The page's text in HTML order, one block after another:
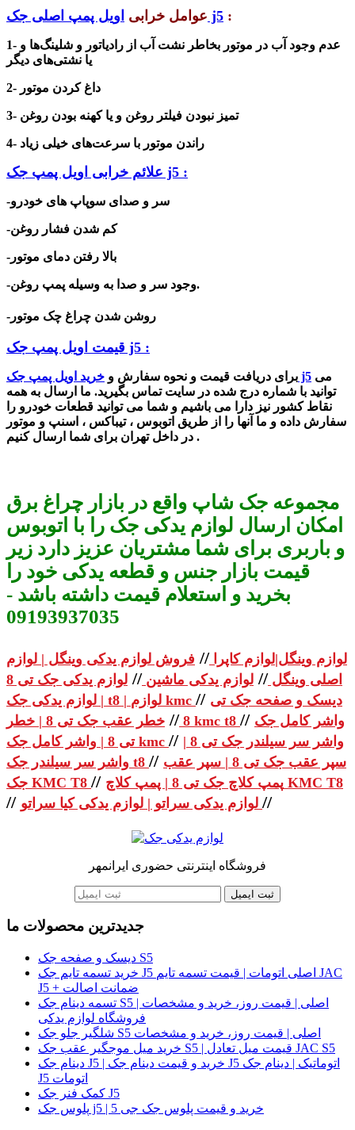
عوامل خرابی اویل پمپ اصلی جک j5 :
1- عدم وجود آب در موتور بخاطر نشت آب از رادیاتور و شلینگ‌ها و
یا نشتی‌های دیگر
2- داغ کردن موتور
3- تمیز نبودن فیلتر روغن و یا کهنه بودن روغن
4- راندن موتور با سرعت‌های خیلی زیاد
علائم خرابی اویل پمپ جک j5 :
-سر و صدای سوپاپ های خودرو
-کم شدن فشار روغن
-بالا رفتن دمای موتور
-وجود سر و صدا به وسیله پمپ روغن.
-روشن شدن چراغ چک موتور
قیمت اویل پمپ جک j5 :
برای دریافت قیمت و نحوه سفارش و خرید اویل پمپ جک j5
توانید با شماره درج شده در سایت تماس بگیرید. ما ارسال به همه
نقاط کشور نیز دارا می باشیم و شما می توانید قطعات خودرو را
سفارش داده و ما آنها را از طریق اتوبوس ، تیباکس ، اسنپ و موتور
در داخل تهران برای شما ارسال کنیم .
مجموعه جک شاپ واقع در بازار چراغ برق
امکان ارسال لوازم یدکی جک را با اتوبوس
و باربری برای شما مشتریان عزیز دارد زیر
قیمت بازار جنس و قطعه یدکی خود را
بخرید و استعلام قیمت داشته باشد -
09193937035
لوازم وینگل|لوازم کاپرا // فروش لوازم یدکی وینگل | لوازم
اصلی وینگل // لوازم یدکی ماشین //
لوازم یدکی جک تی 8
| لوازم یدکی جک t8 | لوازم kmc // دیسک و صفحه جک تی
8
// خطر عقب جک تی 8 | خطر kmc t8 // واشر کامل جک
تی 8 | واشر کامل جک kmc // واشر سر سیلندر جک تی 8 |
واشر سر سیلندر جک t8 // سپر عقب جک تی 8 | سپر عقب
جک KMC T8 // پمپ کلاچ جک تی 8 | پمپ کلاچ KMC T8
// //
فروشگاه اینترنتی حضوری ایرانمهر
ثبت ایمیل
جدیدترین محصولات ما
دیسک و صفحه جک S5
خرید تسمه تایم جک J5 اصلی اتومات | قیمت تسمه تایم JAC
J5 + ضمانت اصالت
تسمه دینام جک S5 اصلی | قیمت روز، خرید و مشخصات |
فروشگاه لوازم یدکی
شلگیر جلو جک S5 اصلی | قیمت روز، خرید و مشخصات
خرید میل موجگیر عقب جک S5 | قیمت میل تعادل JAC S5
دینام جک J5 | خرید و قیمت دینام جک J5 اتوماتیک | دینام جک
J5 اتومات
کمک فنر جک J5
پلوس جک j5 | خرید و قیمت پلوس جک جی 5